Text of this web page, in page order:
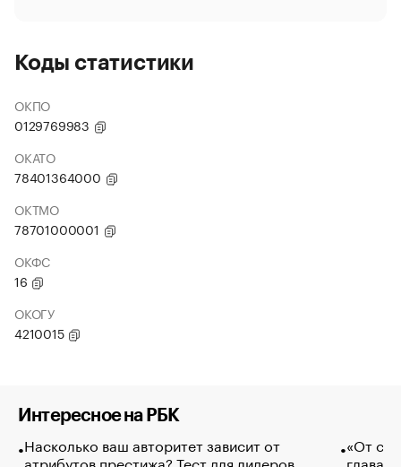
Коды статистики
ОКПО
0129769983
ОКАТО
78401364000
ОКТМО
78701000001
ОКФС
16
ОКОГУ
4210015
Интересное на РБК
Насколько ваш авторитет зависит от
атрибутов престижа? Тест для лидеров
«От
глава